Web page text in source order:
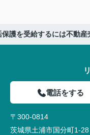
保護を受給するには不動
電話をする
〒300-0814
茨城県土浦市国分町1-28